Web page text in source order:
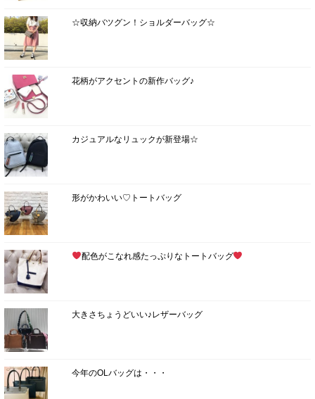
☆収納バツグン！ショルダーバッグ☆
花柄がアクセントの新作バッグ♪
カジュアルなリュックが新登場☆
形がかわいい♡トートバッグ
配色がこなれ感たっぷりなトートバッグ
大きさちょうどいい♪レザーバッグ
今年のOLバッグは・・・